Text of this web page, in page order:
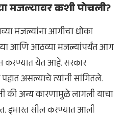
मजल्यावर कशी पोचली?
मजल्यांना आगीचा धोका
आणि आठव्या मजल्यांपर्यंत आग
करण्यात येत आहे. सरकार
असल्याचे त्यांनी सांगितले.
की अन्य कारणामुळे लागली याचा
इमारत सील करण्यात आली